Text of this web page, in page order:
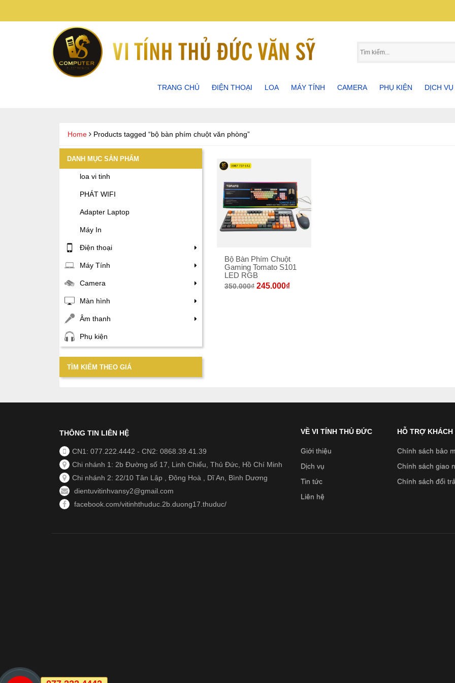
TRANG CHỦ ĐIỆN THOẠI
ĐIỆN THOẠI IPHONE
ĐIỆN THOẠI SONY
LOA
LOA KÉO
LOA NGHE NHẠC
LOA SOUNDMAX
MÁY TÍNH CAMERA PHỤ KIỆN DỊCH VỤ
Home Products tagged “bộ bàn phím chuột văn phòng”
DANH MỤC SẢN PHẨM
loa vi tinh
PHÁT WIFI
Adapter Laptop
Máy In
Điện thoại
Máy Tính
Camera
Màn hình
Âm thanh
Phụ kiện
TÌM KIẾM THEO GIÁ
Bộ Bàn Phím Chuột
Gaming Tomato S101
LED RGB
350.000₫ 245.000₫
THÔNG TIN LIÊN HỆ
CN1: 077.222.4442 - CN2: 0868.39.41.39
Chi nhánh 1: 2b Đường số 17, Linh Chiểu, Thủ Đức, Hồ Chí Minh
Chi nhánh 2: 22/10 Tân Lập , Đông Hoà , Dĩ An, Bình Dương
dientuvitinhvansy2@gmail.com
facebook.com/vitinhthuduc.2b.duong17.thuduc/
VỀ VI TÍNH THỦ ĐỨC
Giới thiệu
Dịch vụ
Tin tức
Liên hệ
HỖ TRỢ KHÁCH
Chính sách bảo
Chính sách giao
Chính sách đổi trả